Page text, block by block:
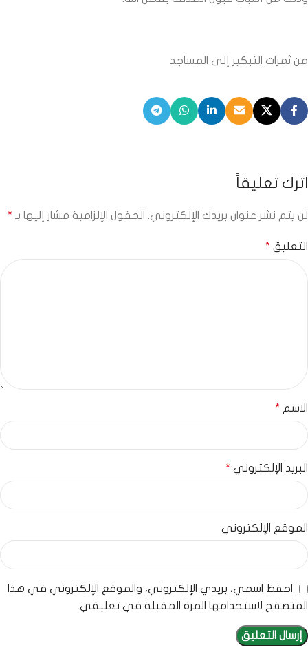
من ثمرات التبكير إلى المساجد
اترك تعليقاً
لن يتم نشر عنوان بريدك الإلكتروني. الحقول الإلزامية مشار إليها بـ *
التعليق *
الاسم *
البريد الإلكتروني *
الموقع الإلكتروني
احفظ اسمي، بريدي الإلكتروني، والموقع الإلكتروني في هذا
المتصفح لاستخدامها المرة المقبلة في تعليقي.